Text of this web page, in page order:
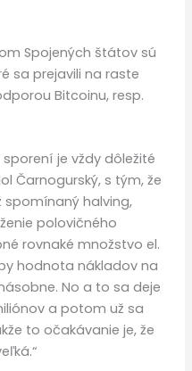
Spojených štátov sú
sa prejavili na raste
Bitcoinu, resp.
je vždy dôležité
Čarnogurský, s tým, že
spomínaný halving,
polovičného
rovnaké množstvo el.
hodnota nákladov na
No a to sa deje
a potom už sa
to očakávanie je, že